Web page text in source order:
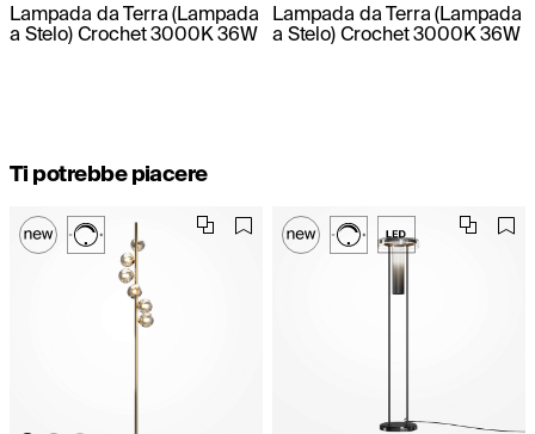
Lampada da Terra (Lampada
a Stelo) Crochet 3000K 36W
Lampada da Terra (Lampada
a Stelo) Crochet 3000K 36W
Ti potrebbe piacere